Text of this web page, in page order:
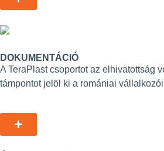
DOKUMENTÁCIÓ
A TeraPlast csoportot az elhivatottság
támpontot jelöl ki a romániai